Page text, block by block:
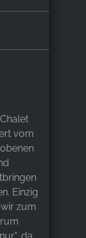
vom
Einzig
zum